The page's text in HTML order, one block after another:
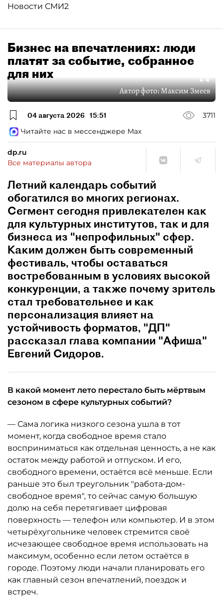
Новости СМИ2
Бизнес на впечатлениях: люди
платят за событие, собранное
для них
Автор фото:Максим Змеев
04 августа 2026 15:51
3711
Читайте нас в мессенджере Max
dp.ru
Все материалы автора
Летний календарь событий
обогатился во многих регионах.
Сегмент сегодня привлекателен как
для культурных институтов, так и для
бизнеса из "непрофильных" сфер.
Каким должен быть современный
фестиваль, чтобы оставаться
востребованным в условиях высокой
конкуренции, а также почему зритель
стал требовательнее и как
персонализация влияет на
устойчивость форматов, "ДП"
рассказал глава компании "Афиша"
Евгений Сидоров.
В какой момент лето перестало быть мёртвым
сезоном в сфере культурных событий?
— Сама логика низкого сезона ушла в тот
момент, когда свободное время стало
восприниматься как отдельная ценность, а не как
остаток между работой и отпуском. И его,
свободного времени, остаётся всё меньше. Если
раньше это был треугольник "работа-дом-
свободное время", то сейчас самую большую
долю на себя перетягивает цифровая
поверхность — телефон или компьютер. И в этом
четырёхугольнике человек стремится своё
исчезающее свободное время использовать на
максимум, особенно если летом остаётся в
городе. Поэтому люди начали планировать его
как главный сезон впечатлений, поездок и
встреч.